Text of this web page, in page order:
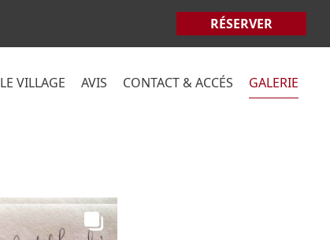
RÉSERVER
LE VILLAGE AVIS CONTACT & ACCÉS GALERIE